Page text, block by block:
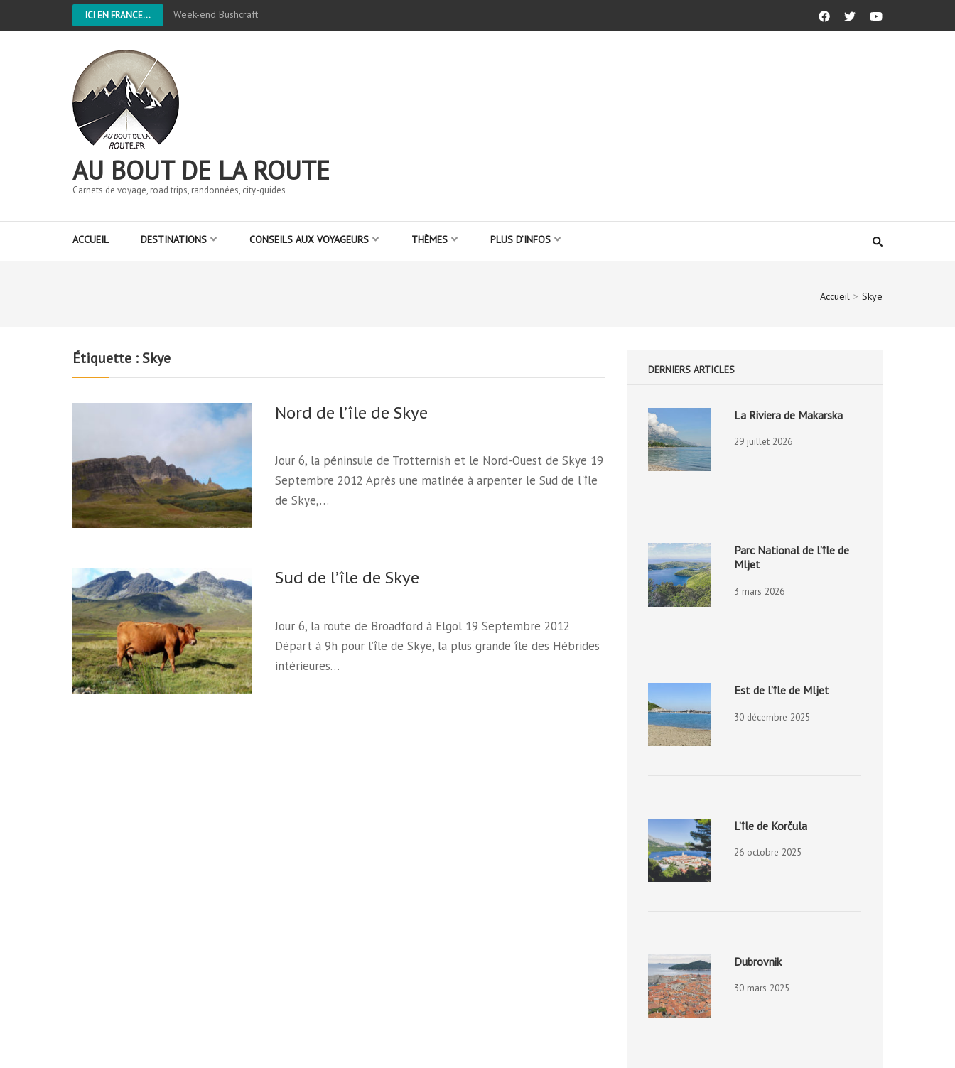
ICI EN FRANCE... Week-end Bushcraft
AU BOUT DE LA ROUTE
Carnets de voyage, road trips, randonnées, city-guides
ACCUEIL DESTINATIONS CONSEILS AUX VOYAGEURS THÈMES PLUS D’INFOS
Accueil > Skye
Étiquette :Skye
Nord de l’île de Skye
Jour 6, la péninsule de Trotternish et le Nord-Ouest de Skye 19
Septembre 2012 Après une matinée à arpenter le Sud de l'île
de Skye,…
Sud de l’île de Skye
Jour 6, la route de Broadford à Elgol 19 Septembre 2012
Départ à 9h pour l’île de Skye, la plus grande île des Hébrides
intérieures…
DERNIERS ARTICLES
La Riviera de Makarska
29 juillet 2026
Parc National de l’île de
Mljet
3 mars 2026
Est de l’île de Mljet
30 décembre 2025
L’île de Korčula
26 octobre 2025
Dubrovnik
30 mars 2025